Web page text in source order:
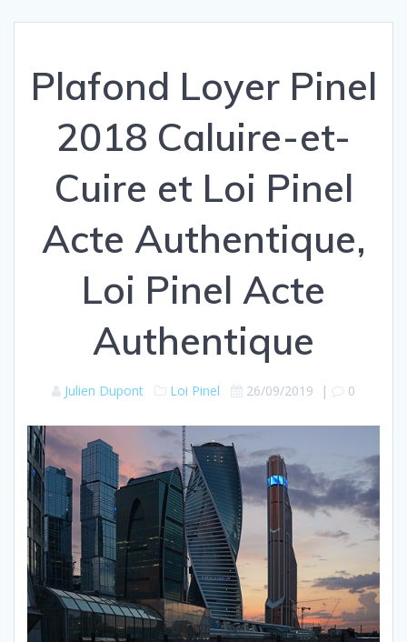
Plafond Loyer Pinel
2018 Caluire-et-
Cuire et Loi Pinel
Acte Authentique,
Loi Pinel Acte
Authentique
Julien Dupont Loi Pinel 26/09/2019 | 0